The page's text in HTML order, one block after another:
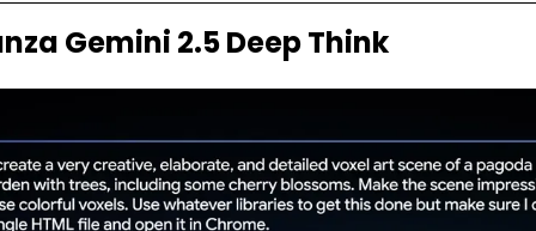
Gemini 2.5 Deep Think